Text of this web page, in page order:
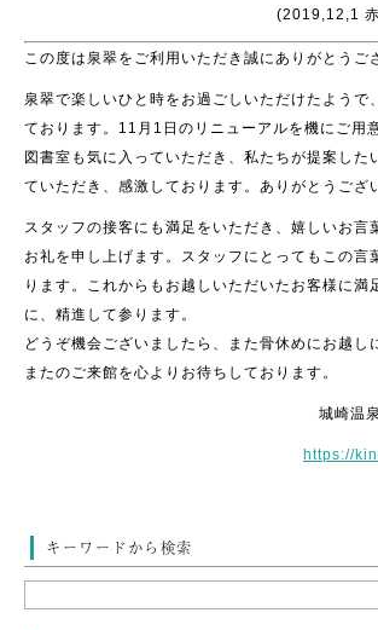
(2019,12,1
この度は泉翠をご利用いただき誠にありがとうご
泉翠で楽しいひと時をお過ごしいただけたようで
ております。11月1日のリニューアルを機にご用
図書室も気に入っていただき、私たちが提案した
ていただき、感激しております。ありがとうござ
スタッフの接客にも満足をいただき、嬉しいお言
お礼を申し上げます。スタッフにとってもこの言
ります。これからもお越しいただいたお客様に満
に、精進して参ります。
どうぞ機会ございましたら、また骨休めにお越し
またのご来館を心よりお待ちしております。
城崎温
https://
キーワードから検索